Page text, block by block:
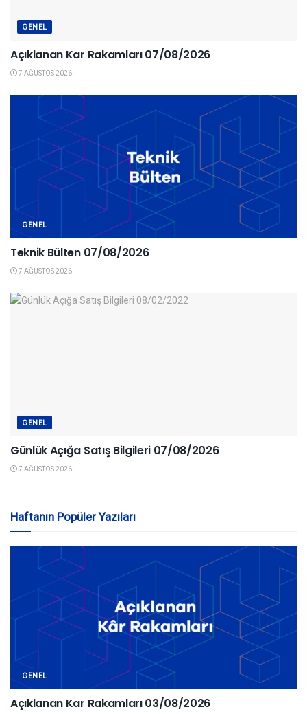
GENEL
Açıklanan Kar Rakamları 07/08/2026
7 AĞUSTOS 2026
GENEL
Teknik Bülten 07/08/2026
7 AĞUSTOS 2026
GENEL
Günlük Açığa Satış Bilgileri 07/08/2026
7 AĞUSTOS 2026
Haftanın Popüler Yazıları
GENEL
Açıklanan Kar Rakamları 03/08/2026